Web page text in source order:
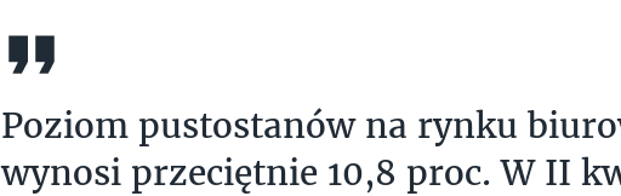
Poziom pustostanów na rynku
wynosi przeciętnie 10,8 proc. W II